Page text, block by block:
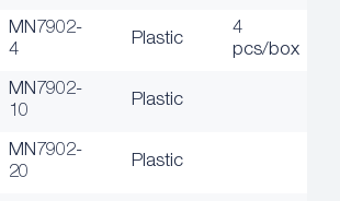
MN7902-
4
Plastic
4
pcs/box
MN7902-
10
Plastic
MN7902-
20
Plastic